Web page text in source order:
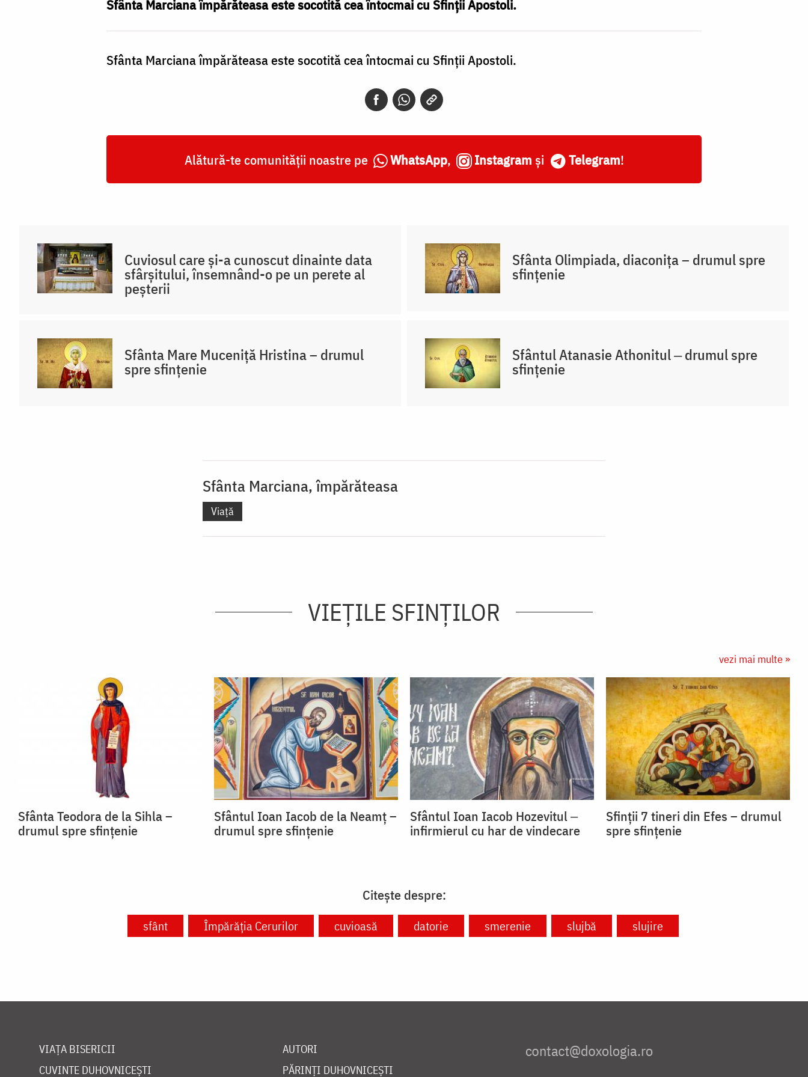
Sfânta Marciana împărăteasa este socotită cea întocmai cu Sfinţii Apostoli.
Sfânta Marciana împărăteasa este socotită cea întocmai cu Sfinţii Apostoli.
Alătură-te comunității noastre pe WhatsApp, Instagram și Telegram!
Cuviosul care și-a cunoscut dinainte data
sfârșitului, însemnând-o pe un perete al
peșterii
Sfânta Olimpiada, diaconița – drumul spre
sfințenie
Sfânta Mare Muceniță Hristina – drumul
spre sfințenie
Sfântul Atanasie Athonitul ‒ drumul spre
sfințenie
Sfânta Marciana, împărăteasa
Viață
VIEŢILE SFINŢILOR
vezi mai multe »
Sfânta Teodora de la Sihla –
drumul spre sfințenie
Sfântul Ioan Iacob de la Neamț –
drumul spre sfințenie
Sfântul Ioan Iacob Hozevitul ‒
infirmierul cu har de vindecare
Sfinții 7 tineri din Efes – drumul
spre sfințenie
Citește despre:
sfânt Împărăția Cerurilor cuvioasă datorie smerenie slujbă slujire
VIAȚA BISERICII
CUVINTE DUHOVNICEȘTI
AUTORI
PĂRINȚI DUHOVNICEȘTI